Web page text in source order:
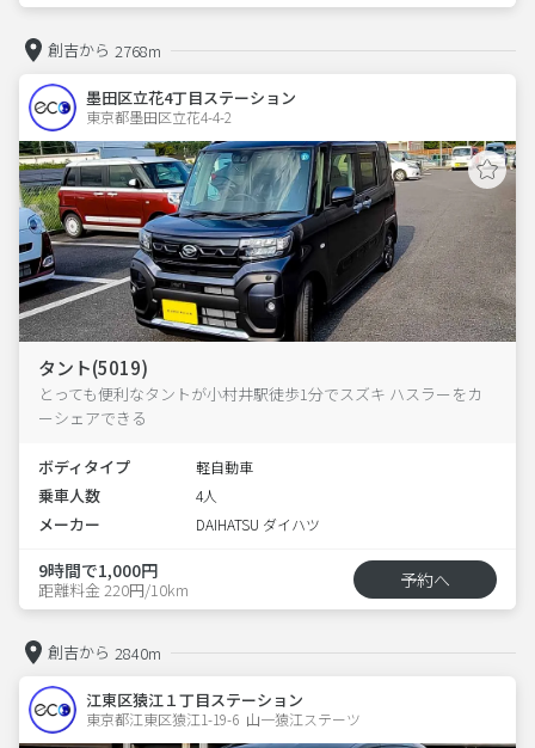
創吉から 2768m
墨田区立花4丁目ステーション
東京都墨田区立花4-4-2
タント(5019)
とっても便利なタントが小村井駅徒歩1分でスズキ ハスラーをカ
ーシェアできる
ボディタイプ 軽自動車
乗車人数 4人
メーカー DAIHATSU ダイハツ
9時間で1,000円
距離料金 220円/10km 予約へ
創吉から 2840m
江東区猿江１丁目ステーション
東京都江東区猿江1-19-6  山一猿江ステーツ